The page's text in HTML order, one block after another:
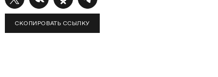
СКОПИРОВАТЬ ССЫЛКУ